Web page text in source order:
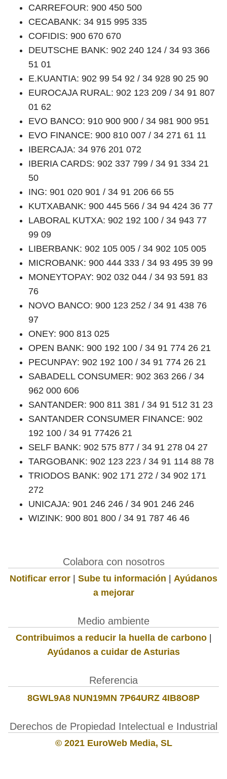
CARREFOUR: 900 450 500
CECABANK: 34 915 995 335
COFIDIS: 900 670 670
DEUTSCHE BANK: 902 240 124 / 34 93 366
51 01
E.KUANTIA: 902 99 54 92 / 34 928 90 25 90
EUROCAJA RURAL: 902 123 209 / 34 91 807
01 62
EVO BANCO: 910 900 900 / 34 981 900 951
EVO FINANCE: 900 810 007 / 34 271 61 11
IBERCAJA: 34 976 201 072
IBERIA CARDS: 902 337 799 / 34 91 334 21
50
ING: 901 020 901 / 34 91 206 66 55
KUTXABANK: 900 445 566 / 34 94 424 36 77
LABORAL KUTXA: 902 192 100 / 34 943 77
99 09
LIBERBANK: 902 105 005 / 34 902 105 005
MICROBANK: 900 444 333 / 34 93 495 39 99
MONEYTOPAY: 902 032 044 / 34 93 591 83
76
NOVO BANCO: 900 123 252 / 34 91 438 76
97
ONEY: 900 813 025
OPEN BANK: 900 192 100 / 34 91 774 26 21
PECUNPAY: 902 192 100 / 34 91 774 26 21
SABADELL CONSUMER: 902 363 266 / 34
962 000 606
SANTANDER: 900 811 381 / 34 91 512 31 23
SANTANDER CONSUMER FINANCE: 902
192 100 / 34 91 77426 21
SELF BANK: 902 575 877 / 34 91 278 04 27
TARGOBANK: 902 123 223 / 34 91 114 88 78
TRIODOS BANK: 902 171 272 / 34 902 171
272
UNICAJA: 901 246 246 / 34 901 246 246
WIZINK: 900 801 800 / 34 91 787 46 46
Colabora con nosotros
Notificar error | Sube tu información | Ayúdanos
a mejorar
Medio ambiente
Contribuimos a reducir la huella de carbono|
Ayúdanos a cuidar de Asturias
Referencia
8GWL9A8 NUN19MN 7P64URZ 4IB8O8P
Derechos de Propiedad Intelectual e Industrial
© 2021 EuroWeb Media, SL